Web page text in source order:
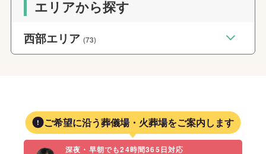
エリアから探す
西部エリア(73)
ご希望に沿う葬儀場・火葬場をご案内します
深夜・早朝でも24時間365日対応